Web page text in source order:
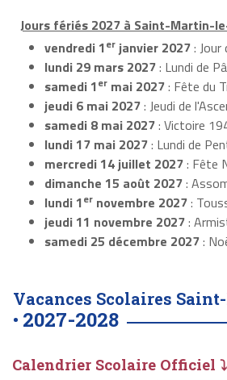
Jours fériés 2027 à Saint-Martin-
vendredi 1er janvier 2027: Jour
lundi 29 mars 2027: Lundi de
samedi 1er mai 2027: Fête du
jeudi 6 mai 2027: Jeudi de
samedi 8 mai 2027: Victoire
lundi 17 mai 2027: Lundi de
mercredi 14 juillet 2027: Fête
dimanche 15 août 2027:
lundi 1er novembre 2027:
jeudi 11 novembre 2027:
samedi 25 décembre 2027:
Vacances Scolaires
• 2027-2028
Calendrier Scolaire Officiel ⤵